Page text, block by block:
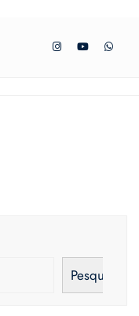
Pesquisar